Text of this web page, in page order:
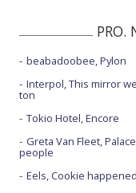
PRO.
beabadoobee, Pylon
Interpol, This mirror
ton
Tokio Hotel, Encore
Greta Van Fleet,
people
Eels, Cookie happened